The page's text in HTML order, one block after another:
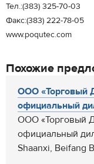
Тел.:(383) 325-70-03
Факс:(383) 222-78-05
www.poqutec.com
Похожие
ООО
официальный
ООО «Торговый
официальный
Shaanxi, Beifang